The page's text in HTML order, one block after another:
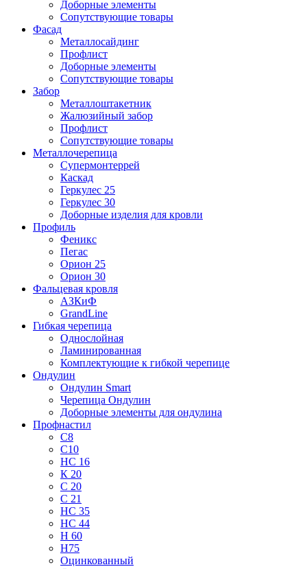
Доборные элементы
Сопутствующие товары
Фасад
Металлосайдинг
Профлист
Доборные элементы
Сопутствующие товары
Забор
Металлоштакетник
Жалюзийный забор
Профлист
Сопутствующие товары
Металлочерепица
Супермонтеррей
Каскад
Геркулес 25
Геркулес 30
Доборные изделия для кровли
Профиль
Феникс
Пегас
Орион 25
Орион 30
Фальцевая кровля
АЗКиФ
GrandLine
Гибкая черепица
Однослойная
Ламинированная
Комплектующие к гибкой черепице
Ондулин
Ондулин Smart
Черепица Ондулин
Доборные элементы для ондулина
Профнастил
С8
С10
НС 16
К 20
С 20
С 21
НС 35
НС 44
Н 60
Н75
Оцинкованный